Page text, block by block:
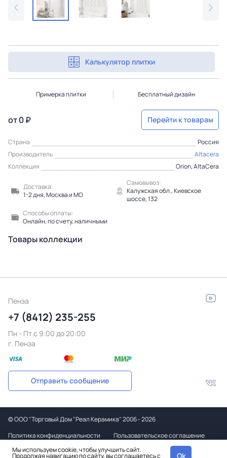
Калькулятор плитки
Примерка плитки Бесплатный дизайн
от 0 ₽ Перейти к товарам
Страна
Россия
Производитель
Altacera
Коллекция
Orion, AltaCera
Доставка:
1-2 дня, Москва и МО
Самовывоз:
Калужская обл., Киевское
шоссе, 132
Способы оплаты:
Онлайн, по счету, наличными
Товары коллекции
Пенза
+7 (8412) 235-255
Пн - Пт c 9:00 до 20:00
г. Пенза
Отправить сообщение
©ООО "Торговый Дом "Реал Керамика"2006 - 2026
Политика конфиденциальности
Пользовательское соглашение
Дизайн
Мы используем cookie, чтобы улучшить сайт.
Продолжая навигацию по сайту, вы соглашаетесь с Ok